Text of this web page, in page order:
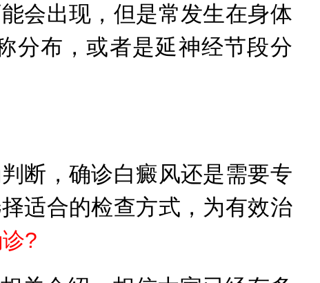
会出现，但是常发生在身体
分布，或者是延神经节段分
断，确诊白癜风还是需要专
适合的检查方式，为有效治
?